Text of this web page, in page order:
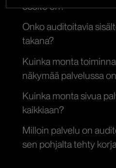
osoite on?
Onko auditoitavia
takana?
Kuinka monta
näkymää palvelussa
Kuinka monta sivua
kaikkiaan?
Milloin palvelu on
sen pohjalta tehty